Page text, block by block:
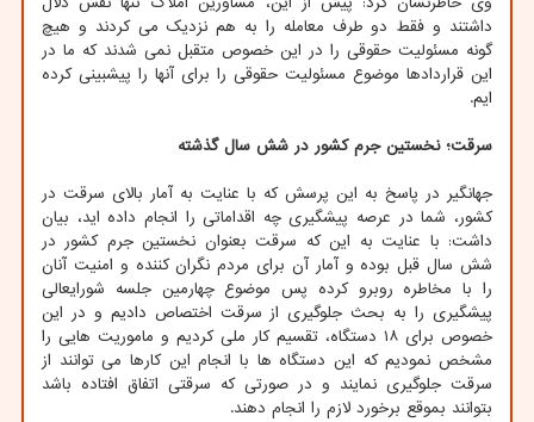
داشتند و فقط دو طرف معامله را به هم نزدیک می کردند و هیچ
گونه مسئولیت حقوقی را در این خصوص متقبل نمی شدند که ما در
این قراردادها موضوع مسئولیت حقوقی را برای آنها را پیشبینی کرده
ایم.
سرقت؛ نخستین جرم کشور در شش سال گذشته
جهانگیر در پاسخ به این پرسش که با عنایت به آمار بالای سرقت در
کشور، شما در عرصه پیشگیری چه اقداماتی را انجام داده اید، بیان
داشت: با عنایت به این که سرقت بعنوان نخستین جرم کشور در
شش سال قبل بوده و آمار آن برای مردم نگران کننده و امنیت آنان
را با مخاطره روبرو کرده پس موضوع چهارمین جلسه شورایعالی
پیشگیری را به بحث جلوگیری از سرقت اختصاص دادیم و در این
خصوص برای ۱۸ دستگاه، تقسیم کار ملی کردیم و ماموریت هایی را
مشخص نمودیم که این دستگاه ها با انجام این کارها می توانند از
سرقت جلوگیری نمایند و در صورتی که سرقتی اتفاق افتاده باشد
بتوانند بموقع برخورد لازم را انجام دهند.